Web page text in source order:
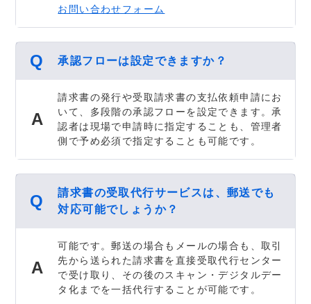
お問い合わせフォーム
承認フローは設定できますか？
請求書の発行や受取請求書の支払依頼申請にお
いて、多段階の承認フローを設定できます。承
認者は現場で申請時に指定することも、管理者
側で予め必須で指定することも可能です。
請求書の受取代行サービスは、郵送でも
対応可能でしょうか？
可能です。郵送の場合もメールの場合も、取引
先から送られた請求書を直接受取代行センター
で受け取り、その後のスキャン・デジタルデー
タ化までを一括代行することが可能です。